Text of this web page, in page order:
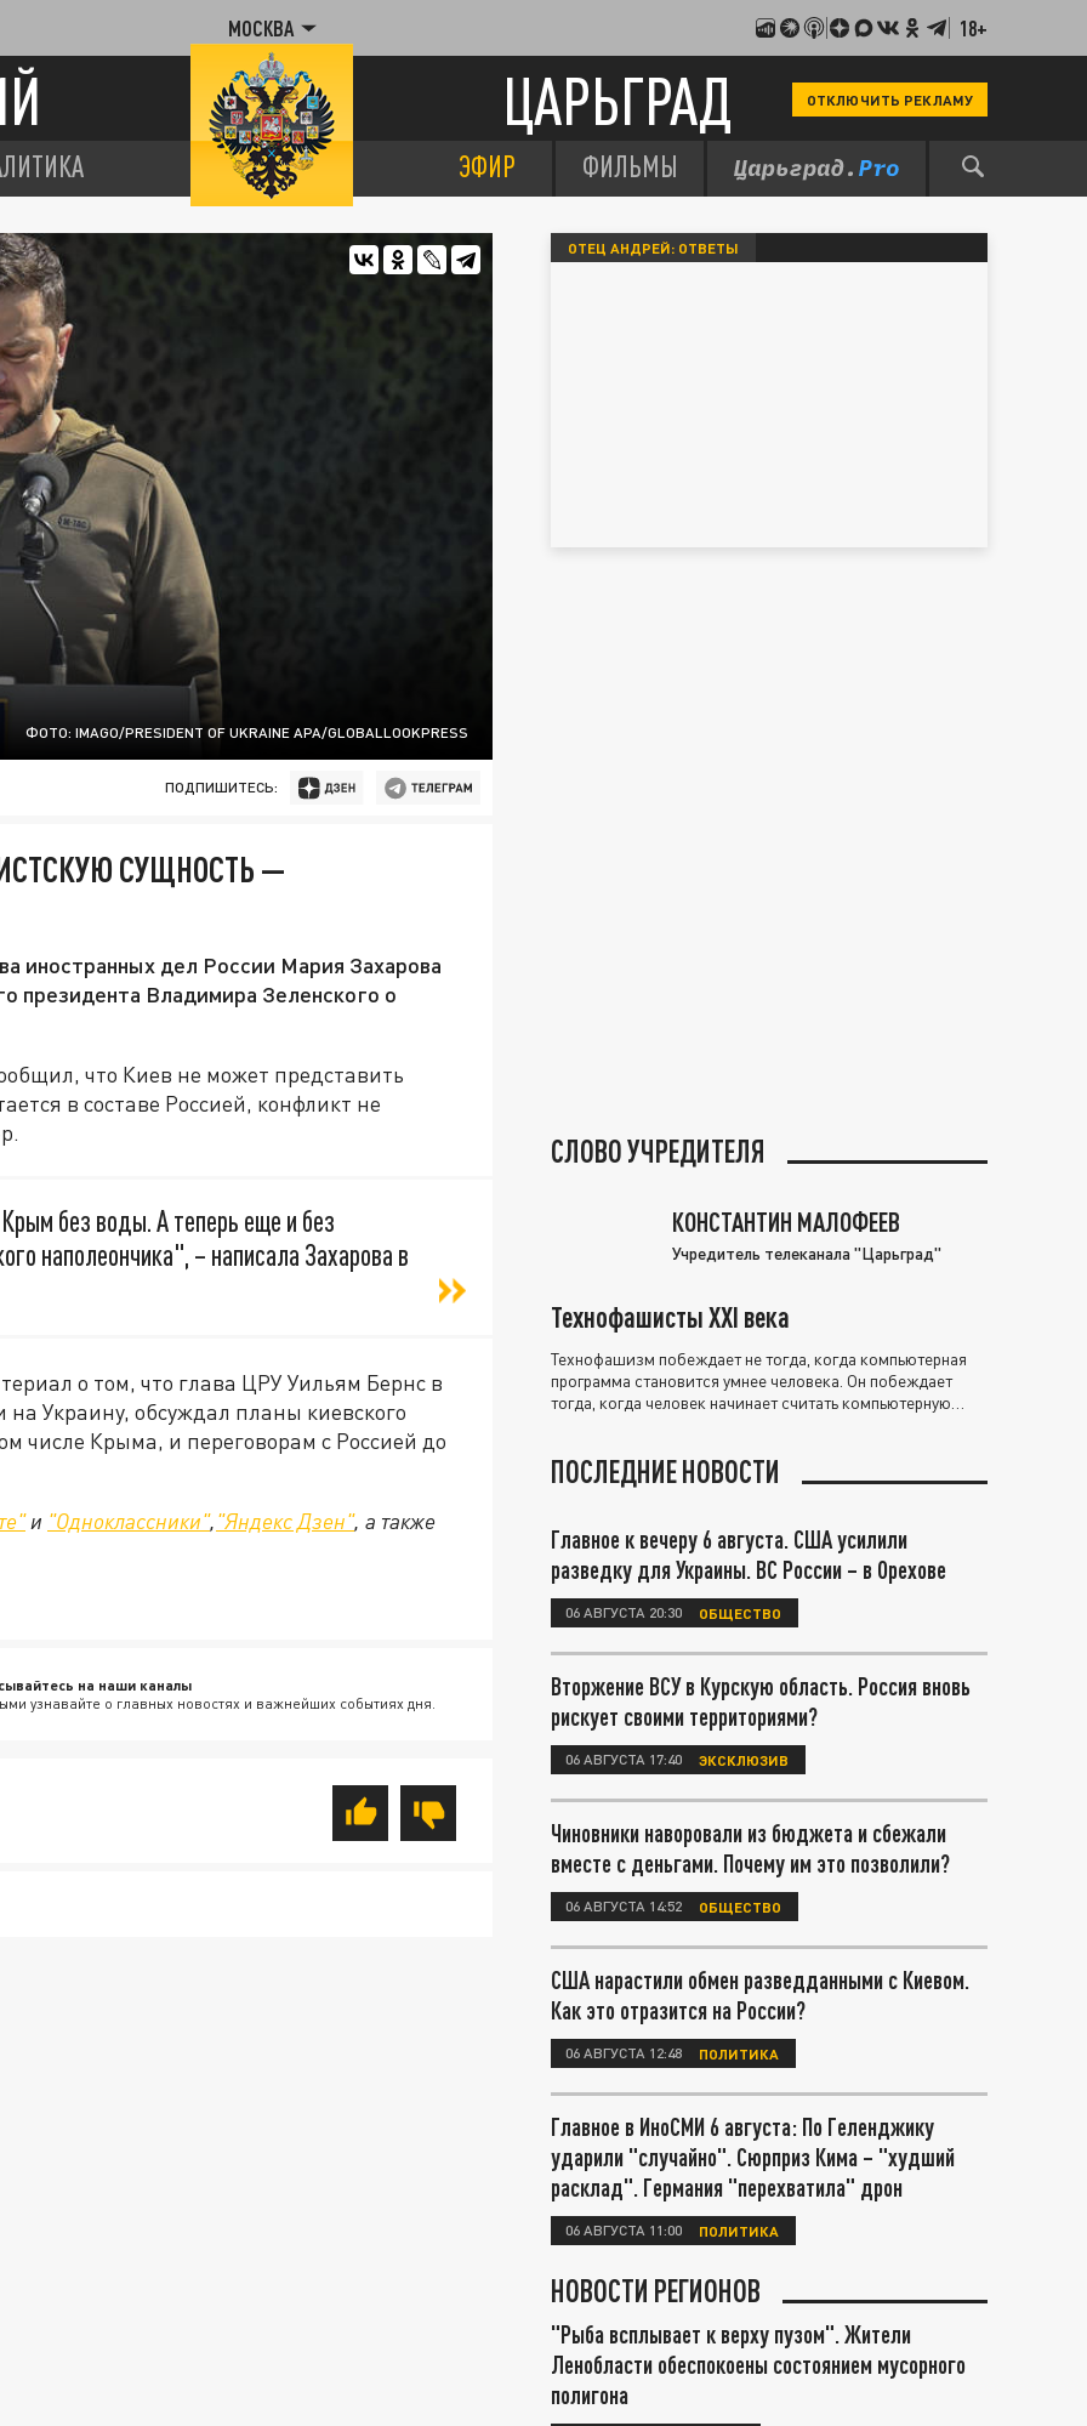
МОСКВА 18+
ЦАРЬГРАД ОТКЛЮЧИТЬ РЕКЛАМУ
ЭФИР ФИЛЬМЫ
ФОТО: IMAGO/PRESIDENT OF UKRAINE APA/GLOBALLOOKPRESS
ПОДПИШИТЕСЬ:
СУЩНОСТЬ —
иностранных дел России Мария Захарова
президента Владимира Зеленского о
что Киев не может представить
в составе Россией, конфликт не
без воды. А теперь еще и без
наполеончика", – написала Захарова в
о том, что глава ЦРУ Уильям Бернс в
Украину, обсуждал планы киевского
числе Крыма, и переговорам с Россией до
и "Одноклассники","Яндекс Дзен", а также
на наши каналы
узнавайте о главных новостях и важнейших событиях дня.
ОТЕЦ АНДРЕЙ: ОТВЕТЫ
СЛОВО УЧРЕДИТЕЛЯ
КОНСТАНТИН МАЛОФЕЕВ
Учредитель телеканала "Царьград"
Технофашисты XXI века
Технофашизм побеждает не тогда, когда компьютерная
программа становится умнее человека. Он побеждает
тогда, когда человек начинает считать компьютерную
ПОСЛЕДНИЕ НОВОСТИ
Главное к вечеру 6 августа. США усилили
разведку для Украины. ВС России – в Орехове
06 АВГУСТА 20:30 ОБЩЕСТВО
Вторжение ВСУ в Курскую область. Россия вновь
рискует своими территориями?
06 АВГУСТА 17:40 ЭКСКЛЮЗИВ
Чиновники наворовали из бюджета и сбежали
вместе с деньгами. Почему им это позволили?
06 АВГУСТА 14:52 ОБЩЕСТВО
США нарастили обмен разведданными с Киевом.
Как это отразится на России?
06 АВГУСТА 12:48 ПОЛИТИКА
Главное в ИноСМИ 6 августа: По Геленджику
ударили "случайно". Сюрприз Кима – "худший
расклад". Германия "перехватила" дрон
06 АВГУСТА 11:00 ПОЛИТИКА
НОВОСТИ РЕГИОНОВ
"Рыба всплывает к верху пузом". Жители
Ленобласти обеспокоены состоянием мусорного
полигона